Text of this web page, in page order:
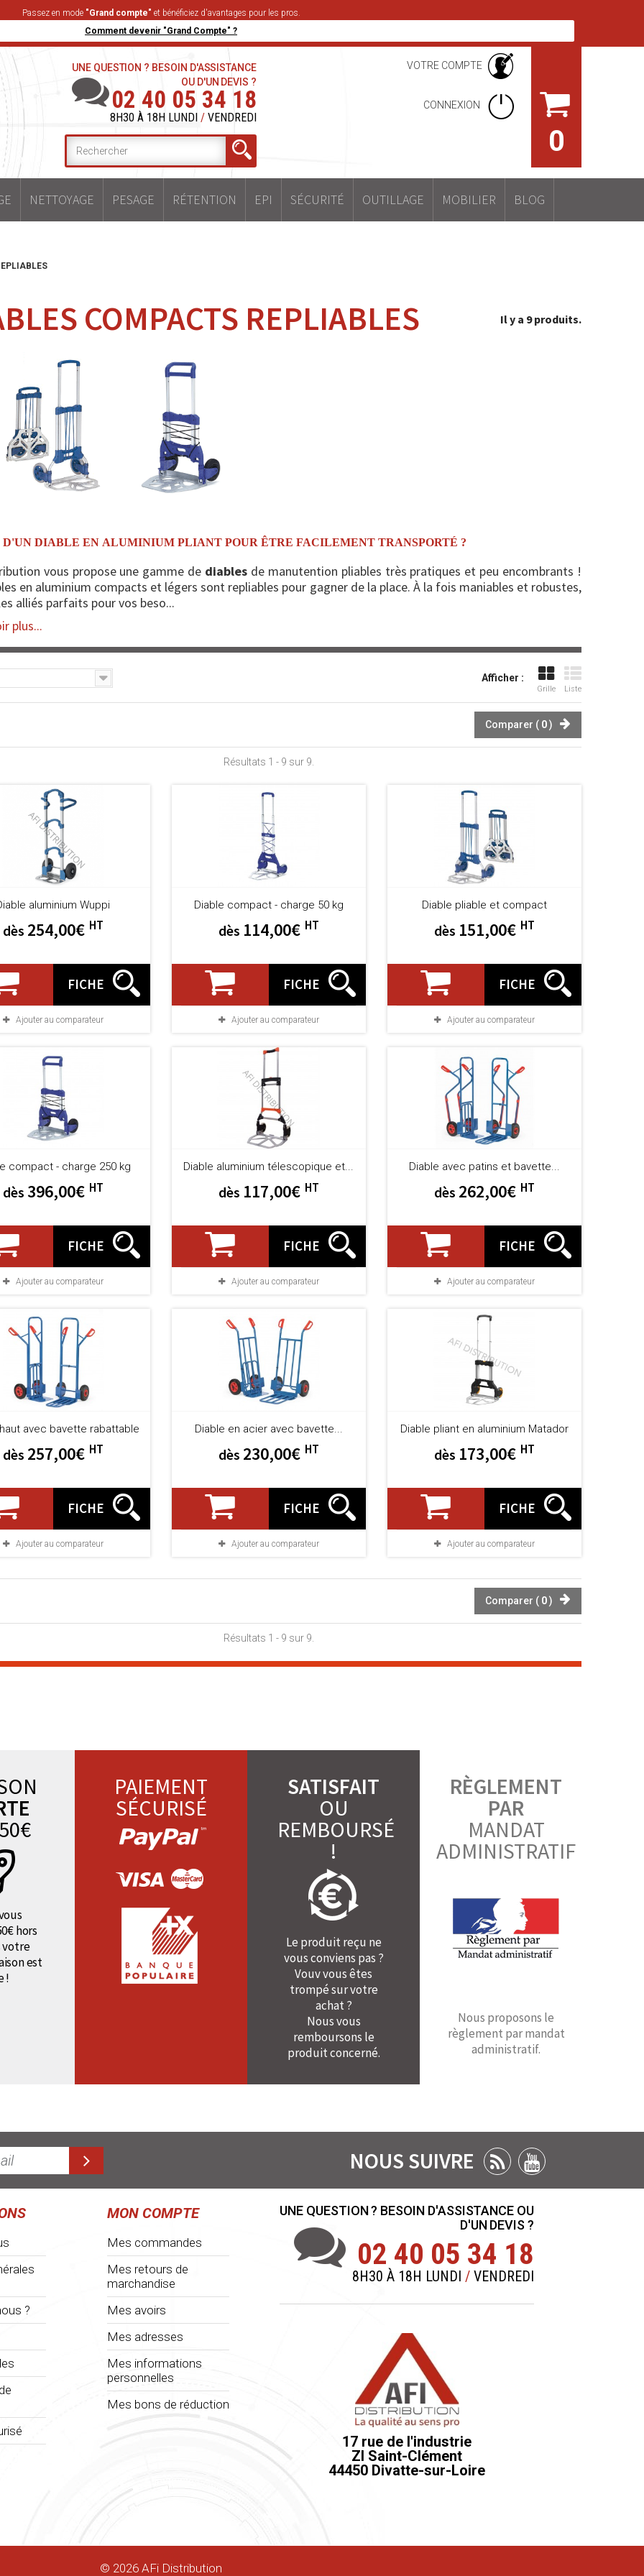
Passez en mode "Grand compte" et bénéficiez d'avantages pour les pros.
Comment devenir "Grand Compte" ?
0
VOTRE COMPTE
CONNEXION
UNE QUESTION ? BESOIN D'ASSISTANCE
OU D'UN DEVIS ?
02 40 05 34 18
8H30 À 18H LUNDI / VENDREDI
NETTOYAGE PESAGE RÉTENTION EPI SÉCURITÉ OUTILLAGE MOBILIER BLOG
COMPACTS REPLIABLES Il y a 9 produits.
D'UN DIABLE EN ALUMINIUM PLIANT POUR ÊTRE FACILEMENT TRANSPORTÉ ?
vous propose une gamme de diables de manutention pliables très pratiques et peu encombrants !
en aluminium compacts et légers sont repliables pour gagner de la place. À la fois maniables et robustes,
alliés parfaits pour vos beso...
plus...
Afficher :
Grille Liste
Comparer ( 0)
Résultats 1 - 9 sur 9.
aluminium Wuppi
dès 254,00€ HT
FICHE
Ajouter au comparateur
Diable compact - charge 50 kg
dès 114,00€ HT
FICHE
Ajouter au comparateur
Diable pliable et compact
dès 151,00€ HT
FICHE
Ajouter au comparateur
compact - charge 250 kg
dès 396,00€ HT
FICHE
Ajouter au comparateur
Diable aluminium télescopique et...
dès 117,00€ HT
FICHE
Ajouter au comparateur
Diable avec patins et bavette...
dès 262,00€ HT
FICHE
Ajouter au comparateur
avec bavette rabattable
dès 257,00€ HT
FICHE
Ajouter au comparateur
Diable en acier avec bavette...
dès 230,00€ HT
FICHE
Ajouter au comparateur
Diable pliant en aluminium Matador
dès 173,00€ HT
FICHE
Ajouter au comparateur
Comparer ( 0)
Résultats 1 - 9 sur 9.
hors
votre
est
!
PAIEMENT
SÉCURISÉ
SATISFAIT
OU
REMBOURSÉ
!
Le produit reçu ne
vous conviens pas ?
Vouv vous êtes
trompé sur votre
achat ?
Nous vous
remboursons le
produit concerné.
RÈGLEMENT
PAR
MANDAT
ADMINISTRATIF
Nous proposons le
règlement par mandat
administratif.
NOUS SUIVRE
?
© 2026 AFi Distribution
MON COMPTE
Mes commandes
Mes retours de
marchandise
Mes avoirs
Mes adresses
Mes informations
personnelles
Mes bons de réduction
UNE QUESTION ? BESOIN D'ASSISTANCE OU
D'UN DEVIS ?
02 40 05 34 18
8H30 À 18H LUNDI / VENDREDI
17 rue de l'industrie
ZI Saint-Clément
44450 Divatte-sur-Loire